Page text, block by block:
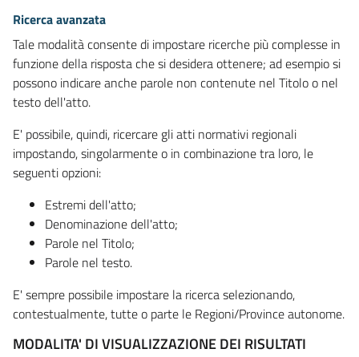
Ricerca avanzata
Tale modalità consente di impostare ricerche più complesse in
funzione della risposta che si desidera ottenere; ad esempio si
possono indicare anche parole non contenute nel Titolo o nel
testo dell'atto.
E' possibile, quindi, ricercare gli atti normativi regionali
impostando, singolarmente o in combinazione tra loro, le
seguenti opzioni:
Estremi dell'atto;
Denominazione dell'atto;
Parole nel Titolo;
Parole nel testo.
E' sempre possibile impostare la ricerca selezionando,
contestualmente, tutte o parte le Regioni/Province autonome.
MODALITA' DI VISUALIZZAZIONE DEI RISULTATI